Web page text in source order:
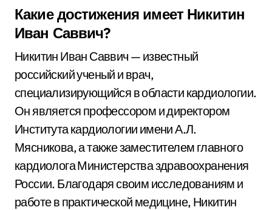
Какие достижения имеет Никитин
Иван Саввич?
Никитин Иван Саввич — известный
российский ученый и врач,
специализирующийся в области кардиологии.
Он является профессором и директором
Института кардиологии имени А.Л.
Мясникова, а также заместителем главного
кардиолога Министерства здравоохранения
России. Благодаря своим исследованиям и
работе в практической медицине, Никитин